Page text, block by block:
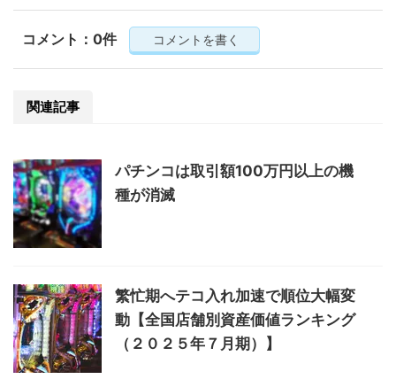
コメント：0件 コメントを書く
関連記事
パチンコは取引額100万円以上の機
種が消滅
繁忙期へテコ入れ加速で順位大幅変
動【全国店舗別資産価値ランキング
（２０２５年７月期）】